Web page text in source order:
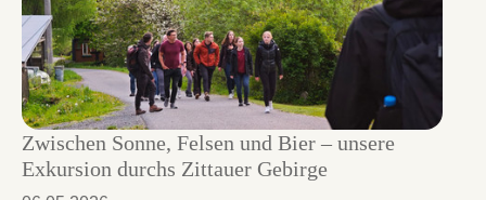
Zwischen Sonne, Felsen und Bier – unsere
Exkursion durchs Zittauer Gebirge